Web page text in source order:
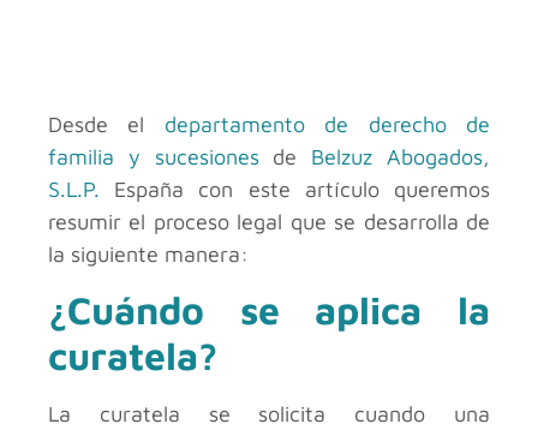
Desde el departamento de derecho de
familia y sucesionesde Belzuz Abogados,
S.L.P. España con este artículo queremos
resumir el proceso legal que se desarrolla de
la siguiente manera:
¿Cuándo se aplica la
curatela?
La curatela se solicita cuando una